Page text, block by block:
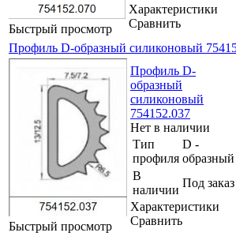
Быстрый просмотр
Характеристики
Сравнить
Профиль D-образный силиконовый
Быстрый просмотр
Профиль D-
образный
силиконовый
754152.037
Нет в наличии
Тип
профиля
D -
образный
В
наличии
Под заказ
Характеристики
Сравнить